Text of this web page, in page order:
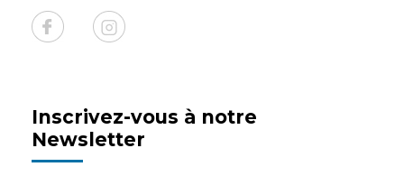
Inscrivez-vous à notre
Newsletter